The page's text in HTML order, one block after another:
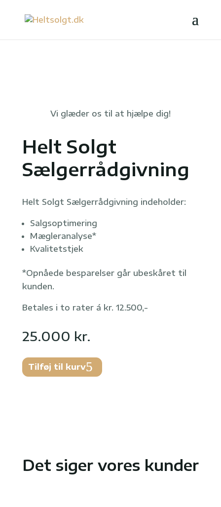
Vi glæder os til at hjælpe dig!
Helt Solgt
Sælgerrådgivning
Helt Solgt Sælgerrådgivning indeholder:
Salgsoptimering
Mægleranalyse*
Kvalitetstjek
*Opnåede besparelser går ubeskåret til
kunden.
Betales i to rater á kr. 12.500,-
25.000 kr.
Tilføj til kurv
Det siger vores kunder